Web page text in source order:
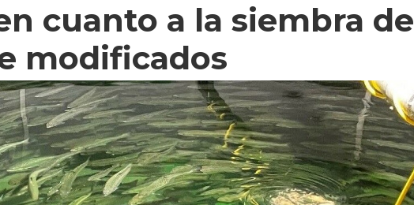
cuanto a la siembra de
modificados